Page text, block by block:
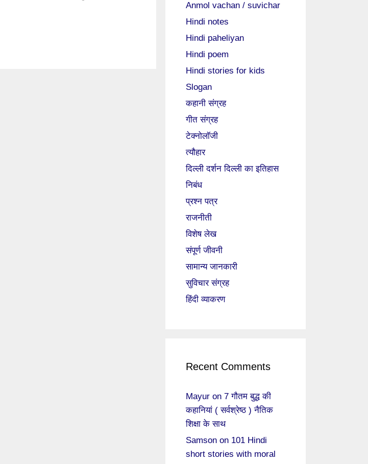
Anmol vachan / suvichar
Hindi notes
Hindi paheliyan
Hindi poem
Hindi stories for kids
Slogan
कहानी संग्रह
गीत संग्रह
टेक्नोलॉजी
त्यौहार
दिल्ली दर्शन दिल्ली का इतिहास
निबंध
प्रश्न पत्र
राजनीती
विशेष लेख
संपूर्ण जीवनी
सामान्य जानकारी
सुविचार संग्रह
हिंदी व्याकरण
Recent Comments
Mayur on 7 गौतम बुद्ध की
कहानियां ( सर्वश्रेष्ठ ) नैतिक
शिक्षा के साथ
Samson on 101 Hindi
short stories with moral